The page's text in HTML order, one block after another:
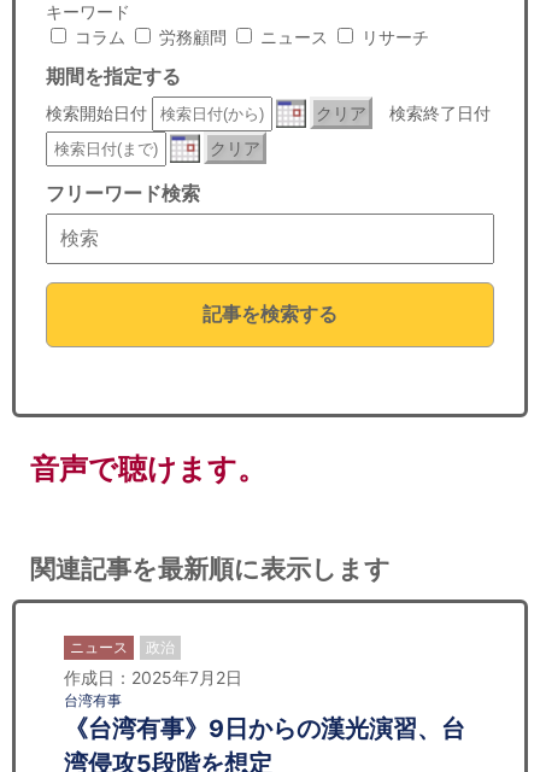
ＩＴ
飲食店情報
キーワード
コラム
労務顧問 ニュース リサーチ
期間を指定する
検索開始日付 クリア
検索終了日付
クリア
フリーワード検索
記事を検索する
音声で聴けます。
関連記事を最新順に表示します
ニュース 政治
作成日：2025年7月2日
台湾有事
《台湾有事》9日からの漢光演習、台
湾侵攻5段階を想定